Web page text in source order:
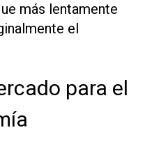
más lentamente
el
para el